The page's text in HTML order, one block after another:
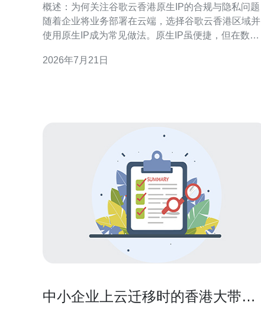
概述：为何关注谷歌云香港原生IP的合规与隐私问题
随着企业将业务部署在云端，选择谷歌云香港区域并
使用原生IP成为常见做法。原生IP虽便捷，但在数据
与隐私风险，需要从法律、技术和运营三方面统筹评
2026年7月21日
中小企业上云迁移时的香港大带宽